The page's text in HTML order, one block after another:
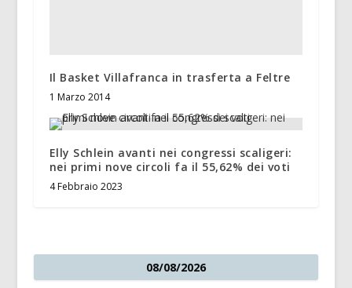
Il Basket Villafranca in trasferta a Feltre
1 Marzo 2014
Elly Schlein avanti nei congressi scaligeri:
nei primi nove circoli fa il 55,62% dei voti
4 Febbraio 2023
08/08/2026